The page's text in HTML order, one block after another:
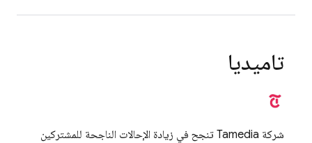
تاميديا
شركة Tamedia تنجح في زيادة الإحالات الناجحة للمشتركين